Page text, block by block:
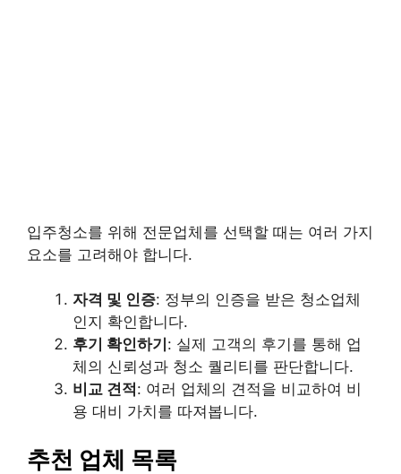
입주청소를 위해 전문업체를 선택할 때는 여러 가지
요소를 고려해야 합니다.
자격 및 인증: 정부의 인증을 받은 청소업체
인지 확인합니다.
후기 확인하기 : 실제 고객의 후기를 통해 업
체의 신뢰성과 청소 퀄리티를 판단합니다.
비교 견적 : 여러 업체의 견적을 비교하여 비
용 대비 가치를 따져봅니다.
추천 업체 목록